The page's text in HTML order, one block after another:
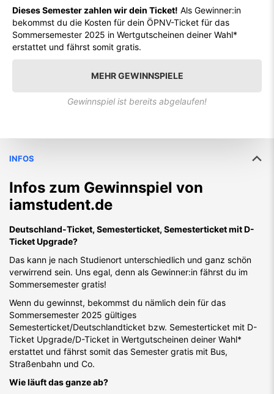
Dieses Semester zahlen wir dein Ticket! Als Gewinner:in
bekommst du die Kosten für dein ÖPNV-Ticket für das
Sommersemester 2025 in Wertgutscheinen deiner Wahl*
erstattet und fährst somit gratis.
MEHR GEWINNSPIELE
Gewinnspiel ist bereits abgelaufen!
INFOS
Infos zum Gewinnspiel von
iamstudent.de
Deutschland-Ticket, Semesterticket, Semesterticket mit D-
Ticket Upgrade?
Das kann je nach Studienort unterschiedlich und ganz schön
verwirrend sein. Uns egal, denn als Gewinner:in fährst du im
Sommersemester gratis!
Wenn du gewinnst, bekommst du nämlich dein für das
Sommersemester 2025 gültiges
Semesterticket/Deutschlandticket bzw. Semesterticket mit D-
Ticket Upgrade/D-Ticket in Wertgutscheinen deiner Wahl*
erstattet und fährst somit das Semester gratis mit Bus,
Straßenbahn und Co.
Wie läuft das ganze ab?